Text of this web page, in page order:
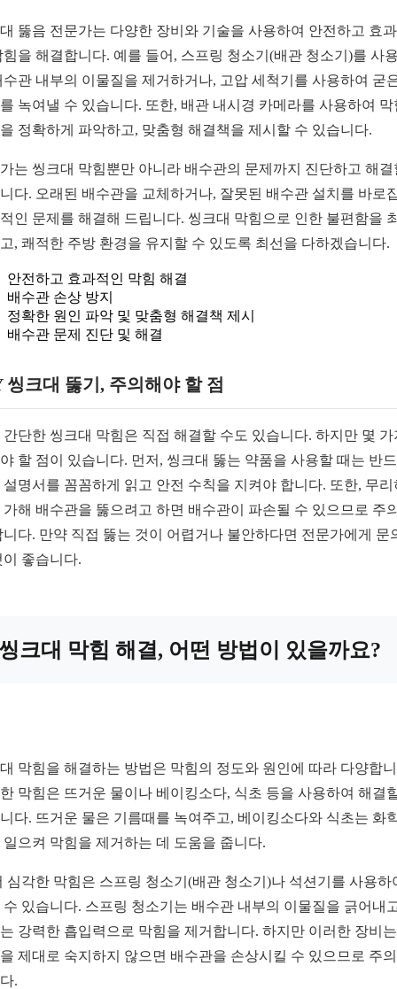
뚫음 전문가는 다양한 장비와 기술을 사용하여 안전하고 효
힘을 해결합니다. 예를 들어, 스프링 청소기(배관 청소기)를 사
수관 내부의 이물질을 제거하거나, 고압 세척기를 사용하여 굳
녹여낼 수 있습니다. 또한, 배관 내시경 카메라를 사용하여 막
정확하게 파악하고, 맞춤형 해결책을 제시할 수 있습니다.
는 씽크대 막힘뿐만 아니라 배수관의 문제까지 진단하고 해결
다. 오래된 배수관을 교체하거나, 잘못된 배수관 설치를 바로
인 문제를 해결해 드립니다. 씽크대 막힘으로 인한 불편함을
, 쾌적한 주방 환경을 유지할 수 있도록 최선을 다하겠습니다.
안전하고 효과적인 막힘 해결
배수관 손상 방지
정확한 원인 파악 및 맞춤형 해결책 제시
배수관 문제 진단 및 해결
씽크대 뚫기, 주의해야 할 점
간단한 씽크대 막힘은 직접 해결할 수도 있습니다. 하지만 몇 가
할 점이 있습니다. 먼저, 씽크대 뚫는 약품을 사용할 때는 반
설명서를 꼼꼼하게 읽고 안전 수칙을 지켜야 합니다. 또한, 무리
가해 배수관을 뚫으려고 하면 배수관이 파손될 수 있으므로 주
니다. 만약 직접 뚫는 것이 어렵거나 불안하다면 전문가에게 문
이 좋습니다.
크대 막힘 해결, 어떤 방법이 있을까요?
막힘을 해결하는 방법은 막힘의 정도와 원인에 따라 다양합
막힘은 뜨거운 물이나 베이킹소다, 식초 등을 사용하여 해결
다. 뜨거운 물은 기름때를 녹여주고, 베이킹소다와 식초는 화
일으켜 막힘을 제거하는 데 도움을 줍니다.
심각한 막힘은 스프링 청소기(배관 청소기)나 석션기를 사용하
수 있습니다. 스프링 청소기는 배수관 내부의 이물질을 긁어내
강력한 흡입력으로 막힘을 제거합니다. 하지만 이러한 장비
제대로 숙지하지 않으면 배수관을 손상시킬 수 있으므로 주
.